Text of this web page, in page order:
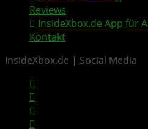
Reviews
InsideXbox.de App für
Kontakt
InsideXbox.de | Social Media